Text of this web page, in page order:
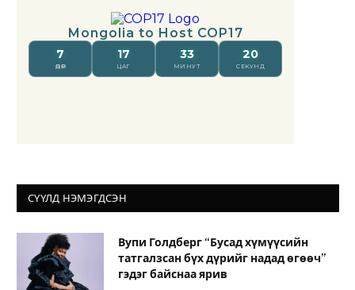
СҮҮЛД НЭМЭГДСЭН
Вупи Голдберг “Бусад хүмүүсийн
татгалзсан бүх дүрийг надад өгөөч”
гэдэг байснаа ярив